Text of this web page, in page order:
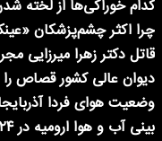
کدام خوراکی‌ها از لخته
چرا اکثر چشم‌پزشکان
قاتل دکتر زهرا میرزایی
دیوان عالی کشور قصاص را
بینی آب و هوا ارومیه در ۲۴ ساعت آینده + هواشناسی ارومیه